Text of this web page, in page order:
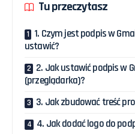
Tu przeczytasz
1. Czym jest podpis w
ustawić?
2. Jak ustawić podpis w
(przeglądarka)?
3. Jak zbudować treść
4. Jak dodać logo do